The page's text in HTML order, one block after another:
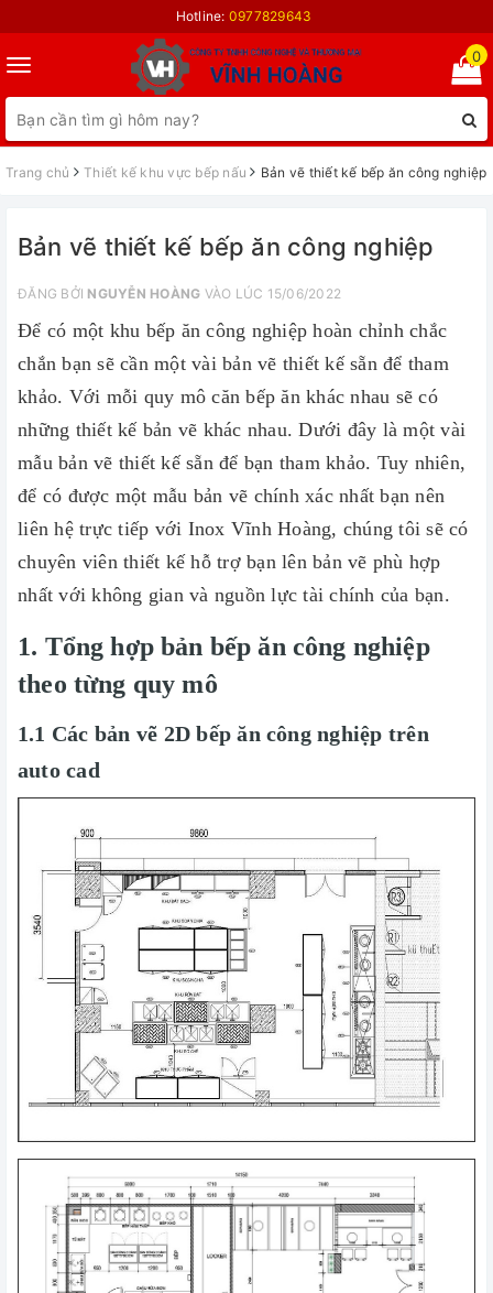
Hotline: 0977829643
Toggle
navigation
0
Trang chủ Thiết kế khu vực bếp nấu Bản vẽ thiết kế bếp ăn công nghiệp
Bản vẽ thiết kế bếp ăn công nghiệp
ĐĂNG BỞI NGUYỄN HOÀNG VÀO LÚC 15/06/2022
Để có một khu bếp ăn công nghiệp hoàn chỉnh chắc
chắn bạn sẽ cần một vài bản vẽ thiết kế sẵn để tham
khảo. Với mỗi quy mô căn bếp ăn khác nhau sẽ có
những thiết kế bản vẽ khác nhau. Dưới đây là một vài
mẫu bản vẽ thiết kế sẵn để bạn tham khảo. Tuy nhiên,
để có được một mẫu bản vẽ chính xác nhất bạn nên
liên hệ trực tiếp với Inox Vĩnh Hoàng, chúng tôi sẽ có
chuyên viên thiết kế hỗ trợ bạn lên bản vẽ phù hợp
nhất với không gian và nguồn lực tài chính của bạn.
1. Tổng hợp bản bếp ăn công nghiệp
theo từng quy mô
1.1 Các bản vẽ 2D bếp ăn công nghiệp trên
auto cad